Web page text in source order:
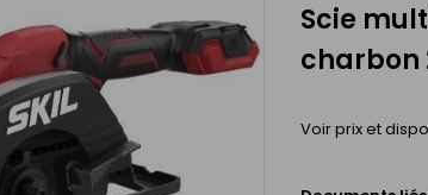
Scie
charbon
Voir prix et